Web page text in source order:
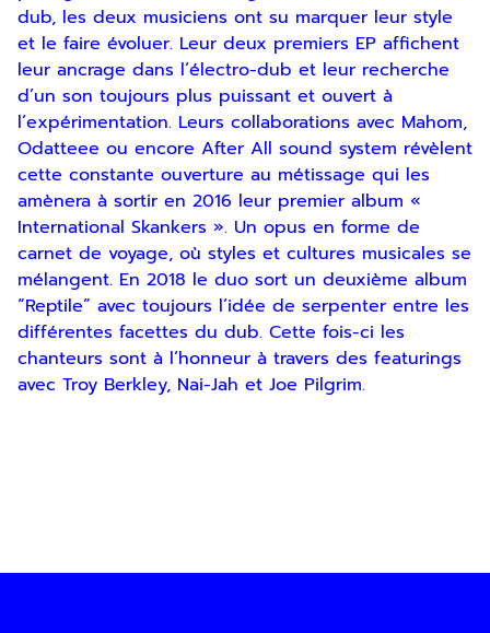
dub, les deux musiciens ont su marquer leur style
et le faire évoluer. Leur deux premiers EP affichent
leur ancrage dans l’électro-dub et leur recherche
d’un son toujours plus puissant et ouvert à
l’expérimentation. Leurs collaborations avec Mahom,
Odatteee ou encore After All sound system révèlent
cette constante ouverture au métissage qui les
amènera à sortir en 2016 leur premier album «
International Skankers ». Un opus en forme de
carnet de voyage, où styles et cultures musicales se
mélangent. En 2018 le duo sort un deuxième album
“Reptile” avec toujours l’idée de serpenter entre les
différentes facettes du dub. Cette fois-ci les
chanteurs sont à l’honneur à travers des featurings
avec Troy Berkley, Nai-Jah et Joe Pilgrim.
En indiquant votre adresse email, vous
consentez à recevoir notre lettre
d’information par voie électronique. Vous
pouvez vous désinscrire à tout moment via
les liens de désinscription ou en nous
contactant. Pour en savoir plus, consultez
notrePolitique de confidentialité.
SOUMETTRE